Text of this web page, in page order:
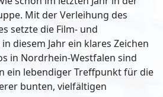
Mit der Verleihung des
setzte die Film- und
diesem Jahr ein klares Zeichen
in Nordrhein-Westfalen sind
ein lebendiger Treffpunkt für die
bunten, vielfältigen